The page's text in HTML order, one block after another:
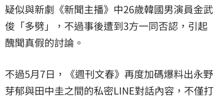
疑似與新劇《新聞主播》中26歲韓國男演員金武
俊 「多劈」，不過事後遭到3方一同否認，引起
醜聞真假的討論。
不過5月7日，《週刊文春》再度加碼爆料出永野
芽郁與田中圭之間的私密LINE對話內容，不僅打